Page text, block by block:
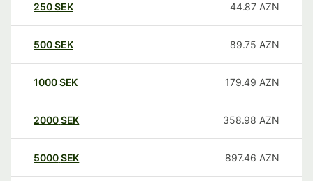
250SEK 44.87 AZN
500SEK 89.75 AZN
1000SEK 179.49 AZN
2000SEK 358.98 AZN
5000SEK 897.46 AZN